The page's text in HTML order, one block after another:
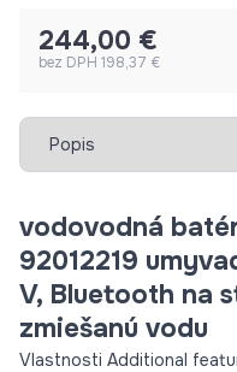
výtokové rameno Farba
244,00 €
bez DPH 198,37 €
Vybrať záložku
vodovodná
92012219
V, Bluetooth na
zmiešanú vodu
Vlastnosti Additional